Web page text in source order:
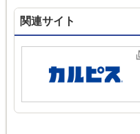
関連サイト